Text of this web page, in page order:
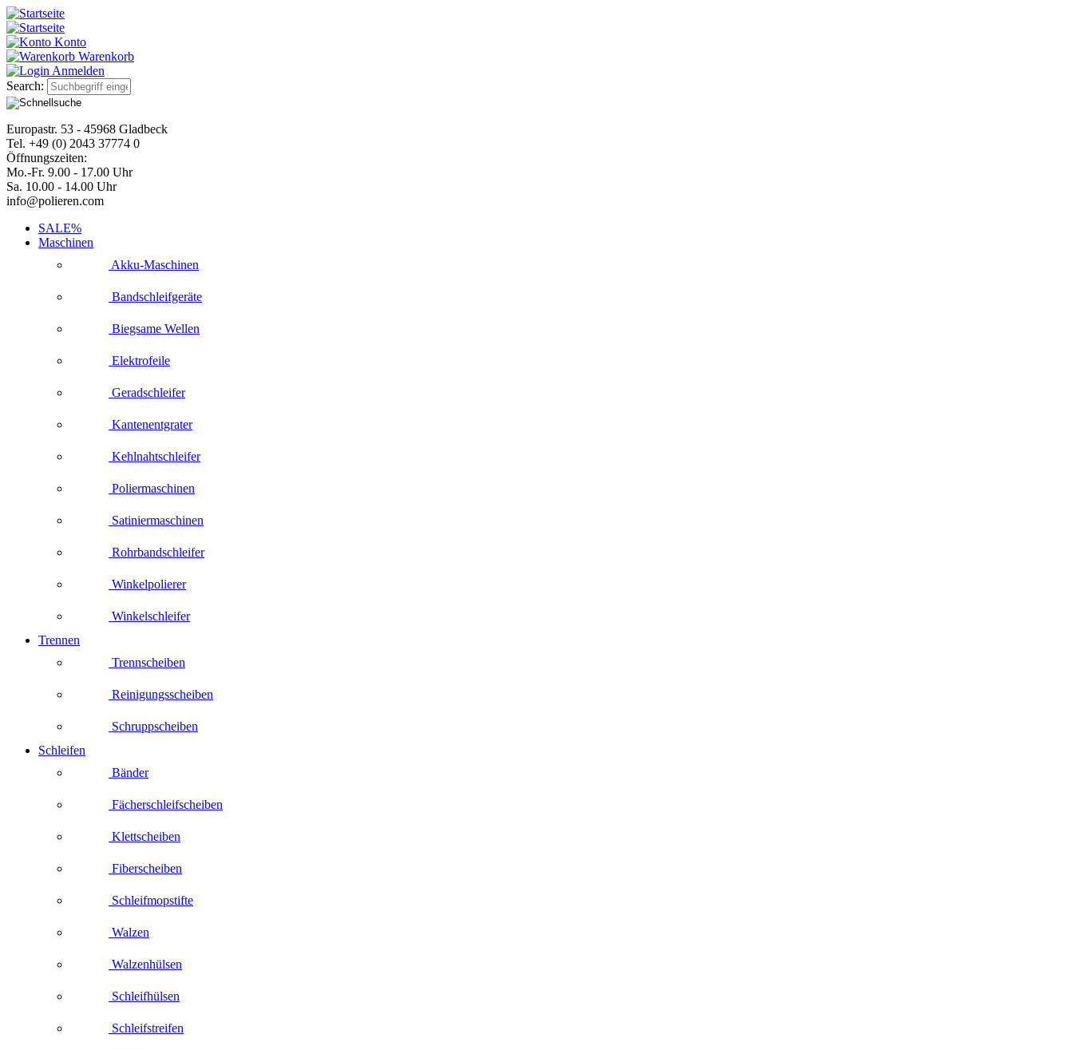
Konto
Warenkorb
Anmelden
Search:
Europastr. 53 - 45968 Gladbeck
Tel. +49 (0) 2043 37774 0
Öffnungszeiten:
Mo.-Fr. 9.00 - 17.00 Uhr
Sa. 10.00 - 14.00 Uhr
info@polieren.com
SALE%
Maschinen
Akku-Maschinen
Bandschleifgeräte
Biegsame Wellen
Elektrofeile
Geradschleifer
Kantenentgrater
Kehlnahtschleifer
Poliermaschinen
Satiniermaschinen
Rohrbandschleifer
Winkelpolierer
Winkelschleifer
Trennen
Trennscheiben
Reinigungsscheiben
Schruppscheiben
Schleifen
Bänder
Fächerschleifscheiben
Klettscheiben
Fiberscheiben
Schleifmopstifte
Walzen
Walzenhülsen
Schleifhülsen
Schleifstreifen